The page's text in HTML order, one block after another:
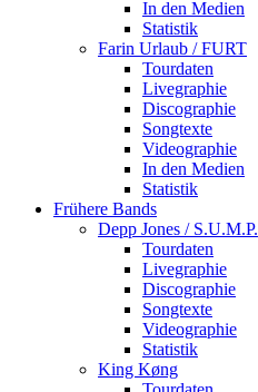
In den Medien
Statistik
Farin Urlaub / FURT
Tourdaten
Livegraphie
Discographie
Songtexte
Videographie
In den Medien
Statistik
Frühere Bands
Depp Jones / S.U.M.P.
Tourdaten
Livegraphie
Discographie
Songtexte
Videographie
Statistik
King Køng